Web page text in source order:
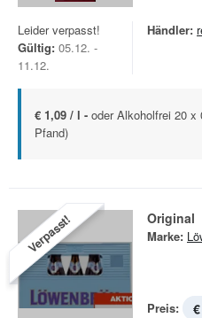
Leider verpasst!
Gültig: 05.12. -
11.12.
Händler:
€ 1,09 / l - oder Alkoholfrei 20 x
Pfand)
Verpasst! Original
Marke:
Preis: